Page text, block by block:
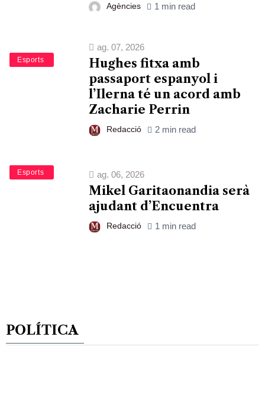
Agències 1 min read
Bàsquet
Esports
ag. 07, 2026
Hughes fitxa amb
passaport espanyol i
l’Ilerna té un acord amb
Zacharie Perrin
Redacció 2 min read
Bàsquet
Esports ag. 06, 2026
Mikel Garitaonandia serà
ajudant d’Encuentra
Redacció 1 min read
POLÍTICA